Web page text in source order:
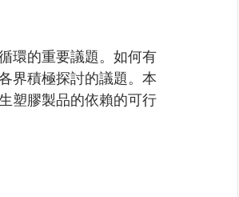
環的重要議題。如何有
界積極探討的議題。本
塑膠製品的依賴的可行